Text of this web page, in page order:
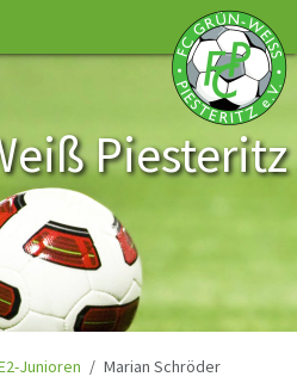
Piesteritz
Junioren Marian Schröder